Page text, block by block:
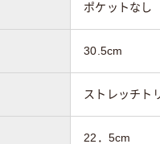
ポケットなし
30.5cm
ストレッチト
22．5cm